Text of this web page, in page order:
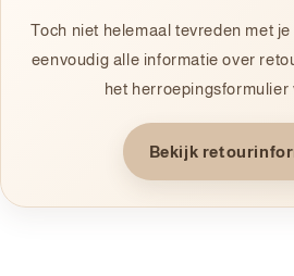
Toch niet helemaal tevreden met
eenvoudig alle informatie over
het herroepingsformulier
Bekijk